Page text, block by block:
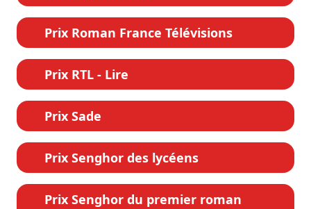
Prix Roman France Télévisions
Prix RTL - Lire
Prix Sade
Prix Senghor des lycéens
Prix Senghor du premier roman